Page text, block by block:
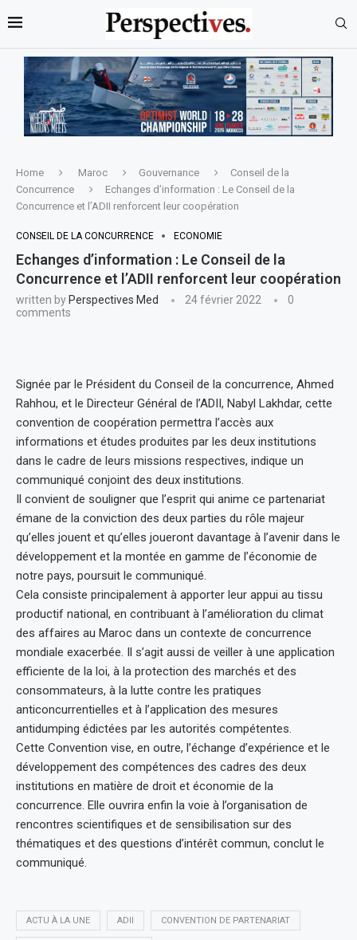
Home Maroc Gouvernance
Conseil de la
Concurrence
Echanges d’information : Le Conseil de la
Concurrence et l’ADII renforcent leur coopération
CONSEIL DE LA CONCURRENCE ECONOMIE
Echanges d’information : Le Conseil de la
Concurrence et l’ADII renforcent leur coopération
written by Perspectives Med 24 février 2022
0
comments
Signée par le Président du Conseil de la concurrence, Ahmed
Rahhou, et le Directeur Général de l’ADII, Nabyl Lakhdar, cette
convention de coopération permettra l’accès aux
informations et études produites par les deux institutions
dans le cadre de leurs missions respectives, indique un
communiqué conjoint des deux institutions.
Il convient de souligner que l’esprit qui anime ce partenariat
émane de la conviction des deux parties du rôle majeur
qu’elles jouent et qu’elles joueront davantage à l’avenir dans le
développement et la montée en gamme de l’économie de
notre pays, poursuit le communiqué.
Cela consiste principalement à apporter leur appui au tissu
productif national, en contribuant à l’amélioration du climat
des affaires au Maroc dans un contexte de concurrence
mondiale exacerbée. Il s’agit aussi de veiller à une application
efficiente de la loi, à la protection des marchés et des
consommateurs, à la lutte contre les pratiques
anticoncurrentielles et à l’application des mesures
antidumping édictées par les autorités compétentes.
Cette Convention vise, en outre, l’échange d’expérience et le
développement des compétences des cadres des deux
institutions en matière de droit et économie de la
concurrence. Elle ouvrira enfin la voie à l’organisation de
rencontres scientifiques et de sensibilisation sur des
thématiques et des questions d’intérêt commun, conclut le
communiqué.
ACTU À LA UNE ADII CONVENTION DE PARTENARIAT